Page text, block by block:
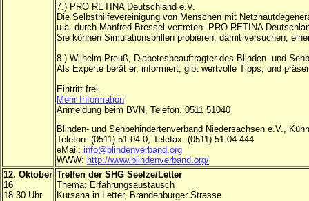
7.) PRO RETINA Deutschland e.V.
Die Selbsthilfevereinigung von Menschen mit
u.a. durch Manfred Bressel vertreten. PRO RETINA
Sie können Simulationsbrillen probieren, damit versuchen,
8.) Wilhelm Preuß, Diabetesbeauftragter des Blinden- und
Als Experte berät er, informiert, gibt wertvolle Tipps, und
Eintritt frei.
Mehr Information
Anmeldung beim BVN, Telefon. 0511 51040
Blinden- und Sehbehindertenverband Niedersachsen e.V.,
Telefon: (0511) 51 04 0, Telefax: (0511) 51 04 444
eMail: info@blindenverband.org
WWW: http://www.blindenverband.org/
12. Oktober
16
18.30 Uhr
Treffen der SHG Seelze/Letter
Thema: Erfahrungsaustausch
Kursana in Letter, Brandenburger Strasse